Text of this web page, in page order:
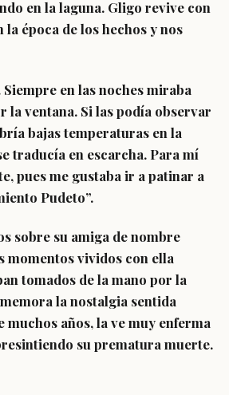
en la laguna. Gligo revive con
época de los hechos y nos
Siempre en las noches miraba
la ventana. Si las podía observar
bajas temperaturas en la
traducía en escarcha. Para mí
pues me gustaba ir a patinar a
Pudeto”.
sobre su amiga de nombre
momentos vividos con ella
tomados de la mano por la
la nostalgia sentida
muchos años, la ve muy enferma
su prematura muerte.